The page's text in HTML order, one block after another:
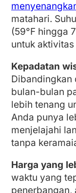
matahari.
(59°F hingga
untuk
Kepadatan
Dibandingkan
bulan-bulan
lebih tenang
Anda punya
menjelajahi
tanpa
Harga yang
waktu yang
penerbangan,